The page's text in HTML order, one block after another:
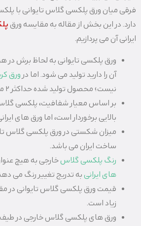
فرقی میان ورق پلکسی گلاس تایوانی با
دارد. در این بخش از مقاله به مقایسه ورق
ایرانی آن می پردازیم.
ورق پلکسی تایوانی به لحاظ برش
آن را دارید تولید می شود. اما در ورق
نیست؛ محصول تولید شده حداکثر ۲ میل دارد.
بر اساس معیار شفافیت، پلکسی
بالایی برخوردار است، اما ورق های
میزان شکستی در ورق پلکسی گلاس
ساخت ایران می باشد.
رنگ پلکسی گلاسخارجی به هیچ
های ایرانیبه تدریج تغییر رنگ می
قیمت ورق پلکسی گلاس تایوانی در
زیاد است.
ورق های پلکسی گلاس خارجی در طیف